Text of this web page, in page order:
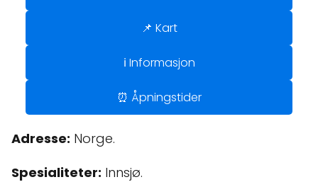
📌 Kart
ℹ️ Informasjon
⏰ Åpningstider
Adresse: Norge.
Spesialiteter: Innsjø.